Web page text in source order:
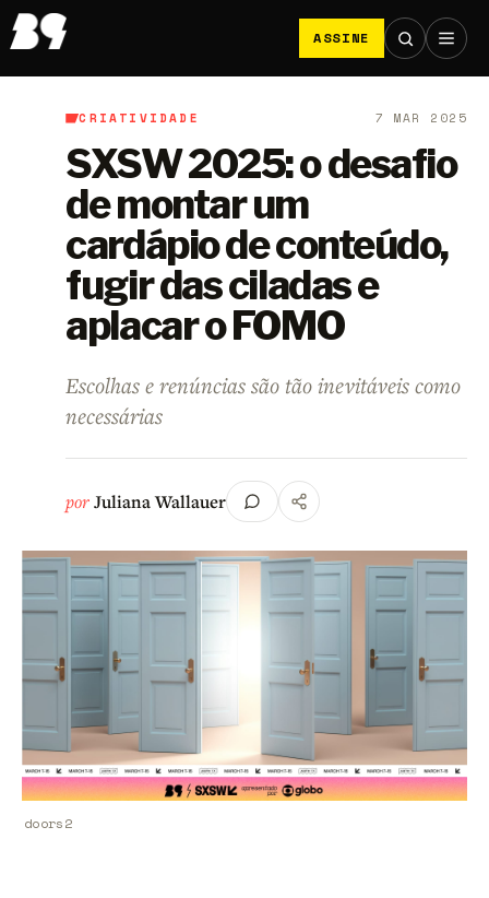
ASSINE
B9/Criatividade
CRIATIVIDADE 7 MAR 2025
SXSW 2025: o desafio
de montar um
cardápio de conteúdo,
fugir das ciladas e
aplacar o FOMO
Escolhas e renúncias são tão inevitáveis como
necessárias
porJuliana Wallauer
doors2